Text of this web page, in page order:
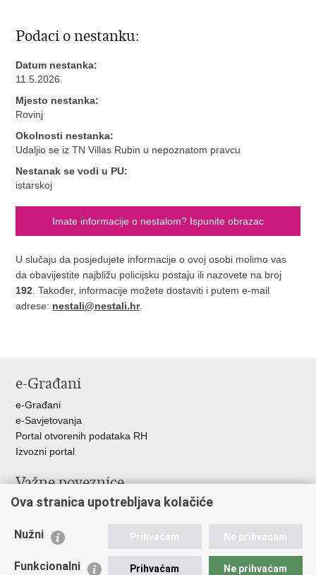
Podaci o nestanku:
Datum nestanka:
11.5.2026.
Mjesto nestanka:
Rovinj
Okolnosti nestanka:
Udaljio se iz TN Villas Rubin u nepoznatom pravcu
Nestanak se vodi u PU:
istarskoj
Imate informacije o nestalom? Ispunite obrazac
U slučaju da posjedujete informacije o ovoj osobi molimo vas
da obavijestite najbližu policijsku postaju ili nazovete na broj
192 . Također, informacije možete dostaviti i putem e-mail
adrese: nestali@nestali.hr.
e-Građani
e-Građani
e-Savjetovanja
Portal otvorenih podataka RH
Izvozni portal
Važne poveznice
Ministarstvo unutarnjih poslova RH
Nestale osobe u Domovinskom ratu (Ministarstvo hrvatskih
Ministarstvo znanosti i obrazovanja
Ova stranica upotrebljava kolačiće
Nužni Prihvaćam Ne prihvaćam
Funkcionalni Prihvaćam Ne prihvaćam